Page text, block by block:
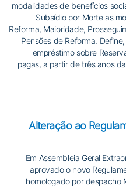
modalidades de benefícios
Subsídio por Morte as
Reforma, Maioridade,
Pensões de Reforma.
empréstimo sobre
pagas, a partir de três anos
Alteração ao
Em Assembleia Geral
aprovado o novo
homologado por despacho